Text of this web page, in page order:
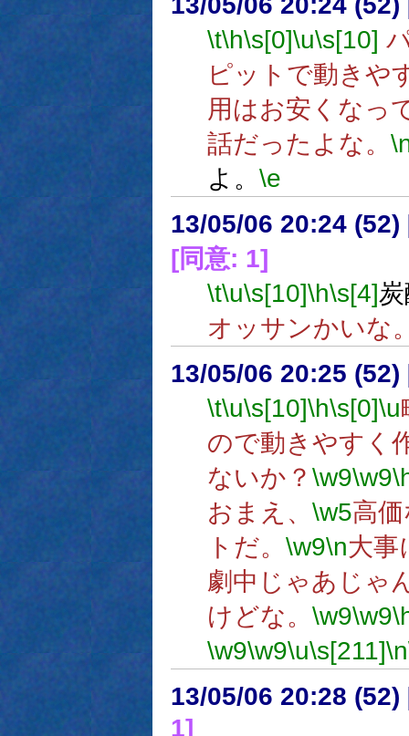
\t\h\s[0]\u\s[10]
ピットで動きや
用はお安くなっ
話だったよな。
よ。 \e
13/05/06 20:24 (52)
[同意: 1]
\t\u\s[10]\h\s[4]
オッサンかいな
13/05/06 20:25 (52)
\t\u\s[10]\h\s[0]\u
ので動きやすく
ないか？ \w9\w9
おまえ、 \w5高
トだ。 \w9\n大事
劇中じゃあじゃ
けどな。 \w9\w9
\w9\w9\u\s[211]\n
13/05/06 20:28 (52)
1]